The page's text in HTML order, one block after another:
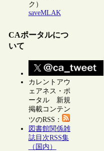
ク）
saveMLAK
CAポータルにつ
いて
カレントアウ
ェアネス・ポ
ータル 新規
掲載コンテン
ツのRSS：
図書館関係雑
誌目次RSS集
（国内）